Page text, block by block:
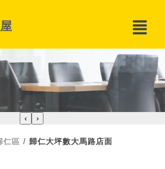
‹ ›
仁區 / 歸仁大坪數大馬路店面